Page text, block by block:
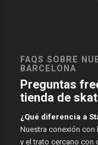
FAQS SOBRE
BARCELONA
Preguntas
tienda de
¿Qué diferencia a
Nuestra conexión con
y el trato cercano con